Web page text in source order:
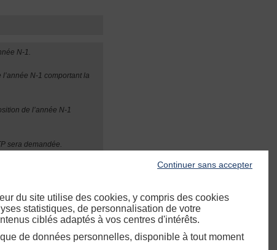
N-1.
N-1 comportant la
de l’année N-1
sera demandée.
personnalisée
mentionnant votre lien
report d'abondement sur vos
Continuer sans accepter
du site utilise des cookies, y compris des cookies
statistiques, de personnalisation de votre
ciblés adaptés à vos centres d'intérêts.
de données personnelles, disponible à tout moment